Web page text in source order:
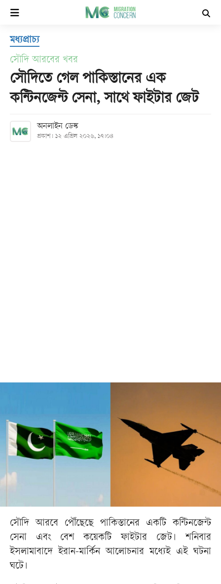
হোম
সর্বশেষ
সব
মধ্যপ্রাচ্য
সৌদি আরবের খবর
সৌদিতে গেল পাকিস্তানের এক
কন্টিনজেন্ট সেনা, সাথে ফাইটার জেট
অনলাইন ডেস্ক
প্রকাশ: ১২ এপ্রিল ২০২৬, ১৭:০৪
সৌদি আরবে পৌঁছেছে পাকিস্তানের একটি কন্টিনজেন্ট
সেনা এবং বেশ কয়েকটি ফাইটার জেট। শনিবার
ইসলামাবাদে ইরান-মার্কিন আলোচনার মধ্যেই এই ঘটনা
ঘটে।